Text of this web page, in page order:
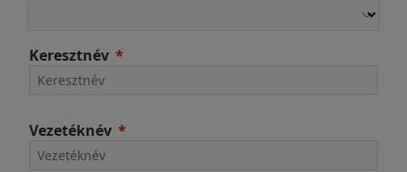
Keresztnév
Vezetéknév